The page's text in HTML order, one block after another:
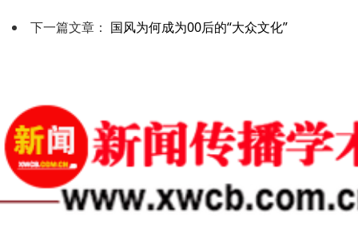
下一篇文章： 国风为何成为00后的“大众文化”